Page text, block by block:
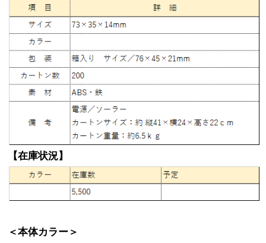
【在庫状況】
＜本体カラー＞